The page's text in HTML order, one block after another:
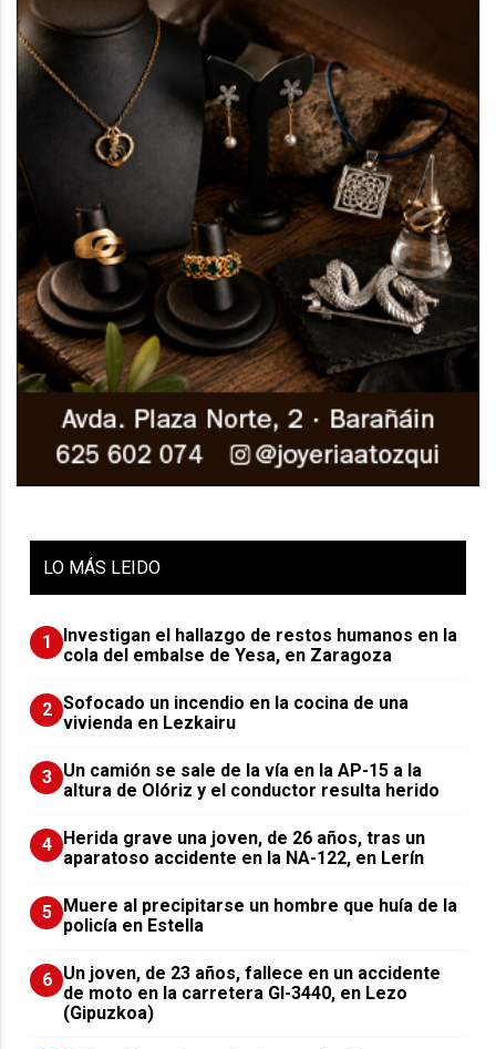
LO MÁS LEIDO
1
Investigan el hallazgo de restos humanos en la
cola del embalse de Yesa, en Zaragoza
2 Sofocado un incendio en la cocina de una
vivienda en Lezkairu
3 Un camión se sale de la vía en la AP-15 a la
altura de Olóriz y el conductor resulta herido
4 Herida grave una joven, de 26 años, tras un
aparatoso accidente en la NA-122, en Lerín
5 Muere al precipitarse un hombre que huía de la
policía en Estella
6 Un joven, de 23 años, fallece en un accidente
de moto en la carretera GI-3440, en Lezo
(Gipuzkoa)